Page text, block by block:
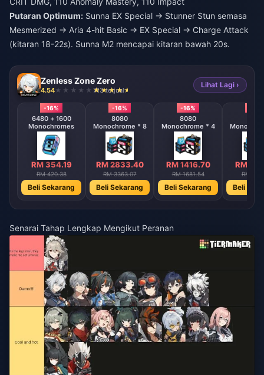
Putaran Optimum: Sunna EX Special → Stunner Stun semasa
Mesmerized → Aria 4-hit Basic → EX Special → Charge Attack
(kitaran 18-22s). Sunna M2 mencapai kitaran bawah 20s.
Zenless Zone Zero
4.54 713 terjual
Lihat Lagi ›
-16%
6480 + 1600
Monochromes
RM 354.19
RM 420.38
Beli Sekarang
-16%
8080
Monochrome * 8
RM 2833.40
RM 3363.07
Beli Sekarang
-16%
8080
Monochrome * 4
RM 1416.70
RM 1681.54
Beli Sekarang
RM
RM
Beli
Senarai Tahap Lengkap Mengikut Peranan